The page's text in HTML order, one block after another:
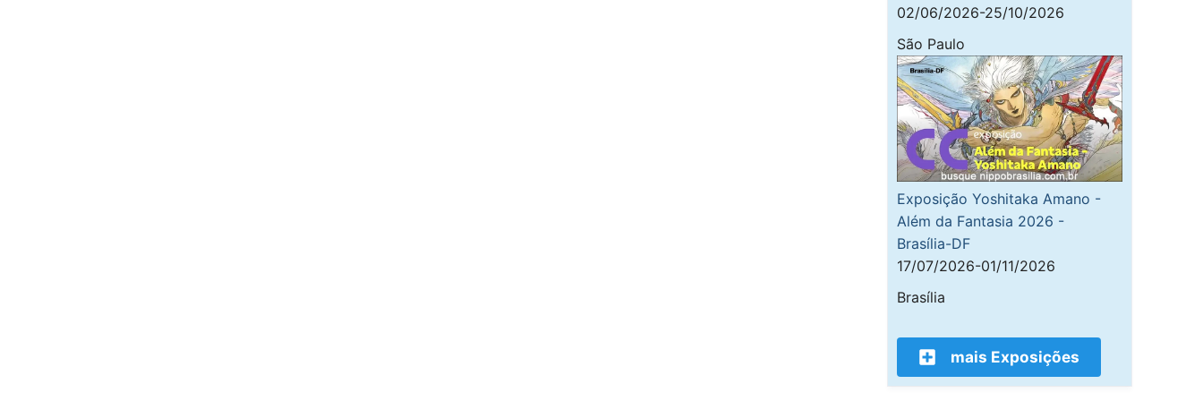
02/06/2026-25/10/2026
São Paulo
Exposição Yoshitaka Amano -
Além da Fantasia 2026 -
Brasília-DF
17/07/2026-01/11/2026
Brasília
mais Exposições